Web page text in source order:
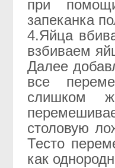
при
запеканка
4.Яйца
взбиваем
Далее
все
слишком
столовую
Тесто
как